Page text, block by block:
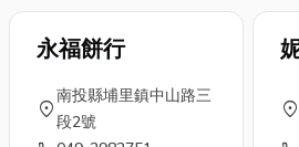
永福餅行
location_on
南投縣埔里鎮中山路三
段2號
location_on